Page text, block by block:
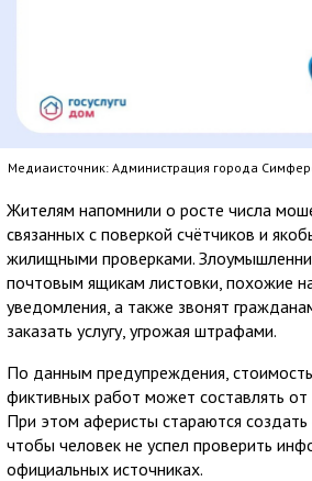
Медиаисточник: Администрация города
Жителям напомнили о росте числа
связанных с поверкой счётчиков и
жилищными проверками.
почтовым ящикам листовки, похожие
уведомления, а также звонят
заказать услугу, угрожая штрафами.
По данным предупреждения,
фиктивных работ может составлять
При этом аферисты стараются
чтобы человек не успел проверить
официальных источниках.